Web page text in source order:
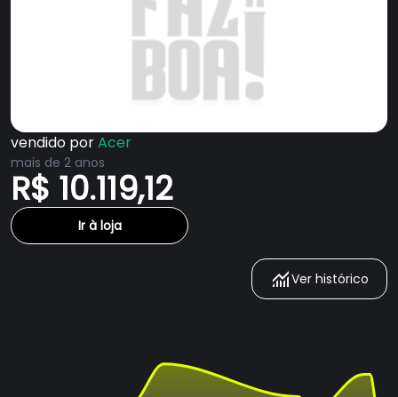
vendido porAcer
mais de 2 anos
R$ 10.119,12
Ir à loja
Ver histórico